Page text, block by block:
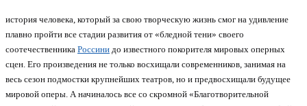
история человека, который за свою творческую жизнь смог на удивление
плавно пройти все стадии развития от «бледной тени» своего
соотечественника Россини до известного покорителя мировых оперных
сцен. Его произведения не только восхищали современников, занимая на
весь сезон подмостки крупнейших театров, но и предвосхищали будущее
мировой оперы. А начиналось все со скромной «Благотворительной